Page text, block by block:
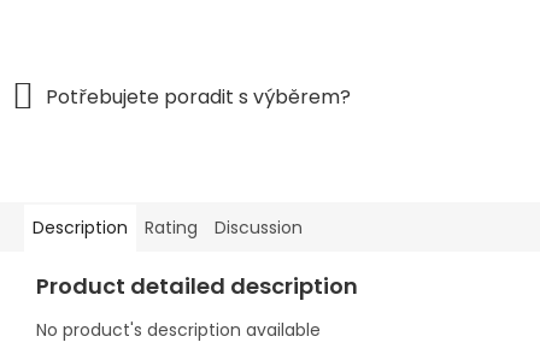
Description Rating Discussion
Product detailed description
No product's description available